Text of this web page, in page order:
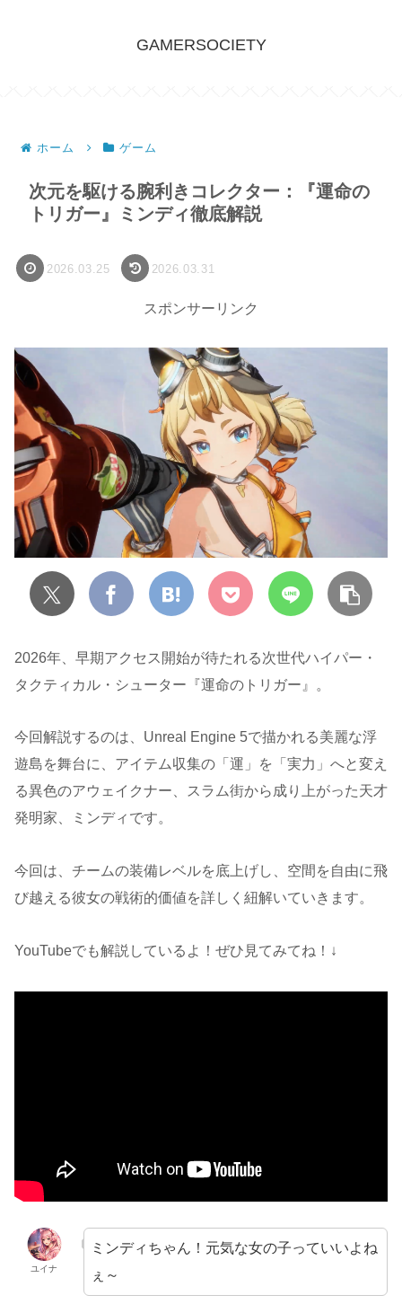
GAMERSOCIETY
ホーム ゲーム
次元を駆ける腕利きコレクター：『運命の
トリガー』ミンディ徹底解説
2026.03.25 2026.03.31
スポンサーリンク
2026年、早期アクセス開始が待たれる次世代ハイパー・
タクティカル・シューター『運命のトリガー』。
今回解説するのは、Unreal Engine 5で描かれる美麗な浮
遊島を舞台に、アイテム収集の「運」を「実力」へと変え
る異色のアウェイクナー、スラム街から成り上がった天才
発明家、ミンディです。
今回は、チームの装備レベルを底上げし、空間を自由に飛
び越える彼女の戦術的価値を詳しく紐解いていきます。
YouTubeでも解説しているよ！ぜひ見てみてね！↓
ユイナ
ミンディちゃん！元気な女の子っていいよね
ぇ～